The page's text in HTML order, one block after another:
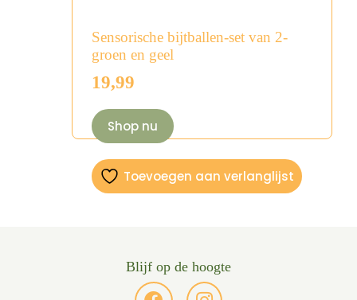
Sensorische bijtballen-set van 2-
groen en geel
19,99
Shop nu
Toevoegen aan verlanglijst
Blijf op de hoogte